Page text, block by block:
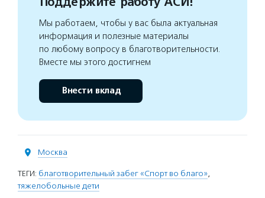
Мы работаем, чтобы у вас была актуальная
информация и полезные материалы
по любому вопросу в благотворительности.
Вместе мы этого достигнем
Внести вклад
Москва
ТЕГИ: благотворительный забег «Спорт во благо»,
тяжелобольные дети